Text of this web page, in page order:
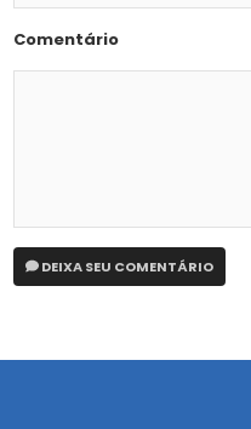
Comentário
DEIXA SEU COMENTÁRIO